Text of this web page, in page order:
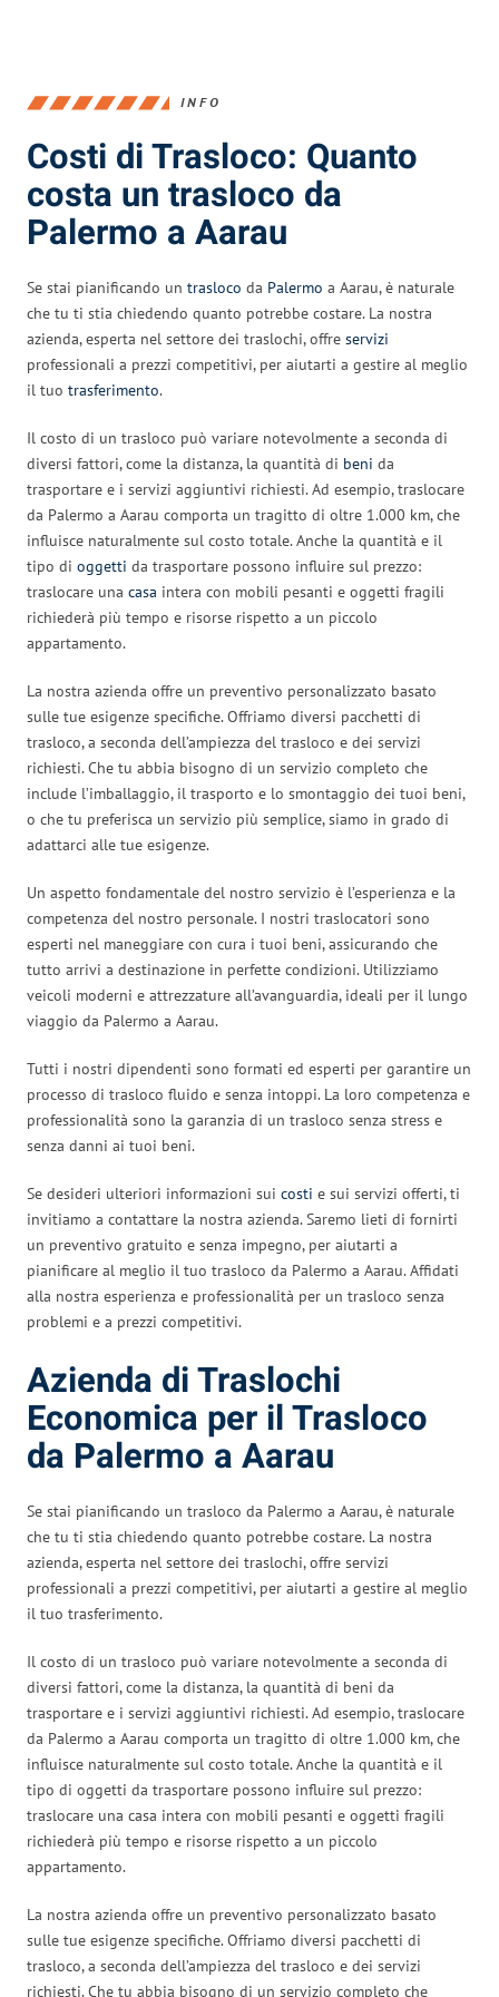
INFO
Costi di Trasloco: Quanto
costa un trasloco da
Palermo a Aarau
Se stai pianificando un trasloco da Palermo a Aarau, è naturale
che tu ti stia chiedendo quanto potrebbe costare. La nostra
azienda, esperta nel settore dei traslochi, offre servizi
professionali a prezzi competitivi, per aiutarti a gestire al meglio
il tuo trasferimento.
Il costo di un trasloco può variare notevolmente a seconda di
diversi fattori, come la distanza, la quantità di beni da
trasportare e i servizi aggiuntivi richiesti. Ad esempio, traslocare
da Palermo a Aarau comporta un tragitto di oltre 1.000 km, che
influisce naturalmente sul costo totale. Anche la quantità e il
tipo di oggetti da trasportare possono influire sul prezzo:
traslocare una casa intera con mobili pesanti e oggetti fragili
richiederà più tempo e risorse rispetto a un piccolo
appartamento.
La nostra azienda offre un preventivo personalizzato basato
sulle tue esigenze specifiche. Offriamo diversi pacchetti di
trasloco, a seconda dell’ampiezza del trasloco e dei servizi
richiesti. Che tu abbia bisogno di un servizio completo che
include l’imballaggio, il trasporto e lo smontaggio dei tuoi beni,
o che tu preferisca un servizio più semplice, siamo in grado di
adattarci alle tue esigenze.
Un aspetto fondamentale del nostro servizio è l’esperienza e la
competenza del nostro personale. I nostri traslocatori sono
esperti nel maneggiare con cura i tuoi beni, assicurando che
tutto arrivi a destinazione in perfette condizioni. Utilizziamo
veicoli moderni e attrezzature all’avanguardia, ideali per il lungo
viaggio da Palermo a Aarau.
Tutti i nostri dipendenti sono formati ed esperti per garantire un
processo di trasloco fluido e senza intoppi. La loro competenza e
professionalità sono la garanzia di un trasloco senza stress e
senza danni ai tuoi beni.
Se desideri ulteriori informazioni sui costi e sui servizi offerti, ti
invitiamo a contattare la nostra azienda. Saremo lieti di fornirti
un preventivo gratuito e senza impegno, per aiutarti a
pianificare al meglio il tuo trasloco da Palermo a Aarau. Affidati
alla nostra esperienza e professionalità per un trasloco senza
problemi e a prezzi competitivi.
Azienda di Traslochi
Economica per il Trasloco
da Palermo a Aarau
Se stai pianificando un trasloco da Palermo a Aarau, è naturale
che tu ti stia chiedendo quanto potrebbe costare. La nostra
azienda, esperta nel settore dei traslochi, offre servizi
professionali a prezzi competitivi, per aiutarti a gestire al meglio
il tuo trasferimento.
Il costo di un trasloco può variare notevolmente a seconda di
diversi fattori, come la distanza, la quantità di beni da
trasportare e i servizi aggiuntivi richiesti. Ad esempio, traslocare
da Palermo a Aarau comporta un tragitto di oltre 1.000 km, che
influisce naturalmente sul costo totale. Anche la quantità e il
tipo di oggetti da trasportare possono influire sul prezzo:
traslocare una casa intera con mobili pesanti e oggetti fragili
richiederà più tempo e risorse rispetto a un piccolo
appartamento.
La nostra azienda offre un preventivo personalizzato basato
sulle tue esigenze specifiche. Offriamo diversi pacchetti di
trasloco, a seconda dell’ampiezza del trasloco e dei servizi
richiesti. Che tu abbia bisogno di un servizio completo che